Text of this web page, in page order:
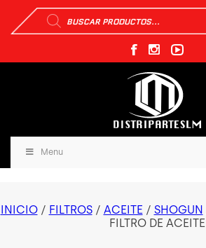
Búsqueda
de
productos
Menu
INICIO/ FILTROS/ ACEITE/ SHOGUN
FILTRO DE ACEITE